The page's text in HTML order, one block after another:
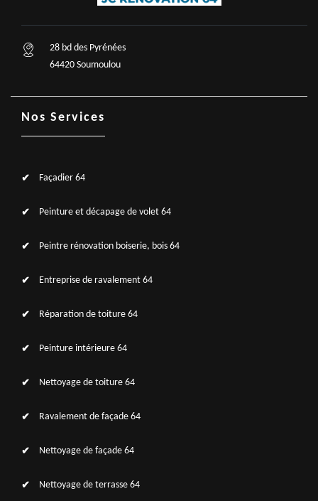
28 bd des Pyrénées
64420 Soumoulou
Nos Services
Façadier 64
Peinture et décapage de volet 64
Peintre rénovation boiserie, bois 64
Entreprise de ravalement 64
Réparation de toiture 64
Peinture intérieure 64
Nettoyage de toiture 64
Ravalement de façade 64
Nettoyage de façade 64
Nettoyage de terrasse 64